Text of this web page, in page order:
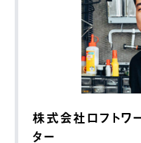
株式会社ロフトワ
ター